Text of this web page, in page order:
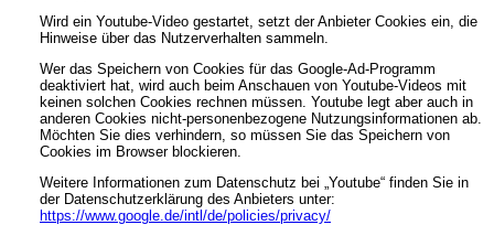
Wird ein Youtube-Video gestartet, setzt der Anbieter Cookies ein, die
Hinweise über das Nutzerverhalten sammeln.
Wer das Speichern von Cookies für das Google-Ad-Programm
deaktiviert hat, wird auch beim Anschauen von Youtube-Videos mit
keinen solchen Cookies rechnen müssen. Youtube legt aber auch in
anderen Cookies nicht-personenbezogene Nutzungsinformationen ab.
Möchten Sie dies verhindern, so müssen Sie das Speichern von
Cookies im Browser blockieren.
Weitere Informationen zum Datenschutz bei „Youtube“ finden Sie in
der Datenschutzerklärung des Anbieters unter:
https://www.google.de/intl/de/policies/privacy/